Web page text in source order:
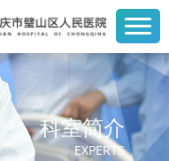
科室简介
EXPERTS